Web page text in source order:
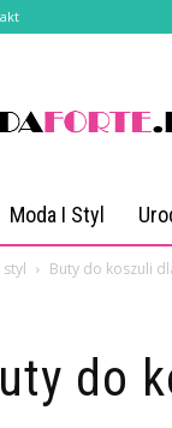
Moda I Styl
Buty do koszuli
do